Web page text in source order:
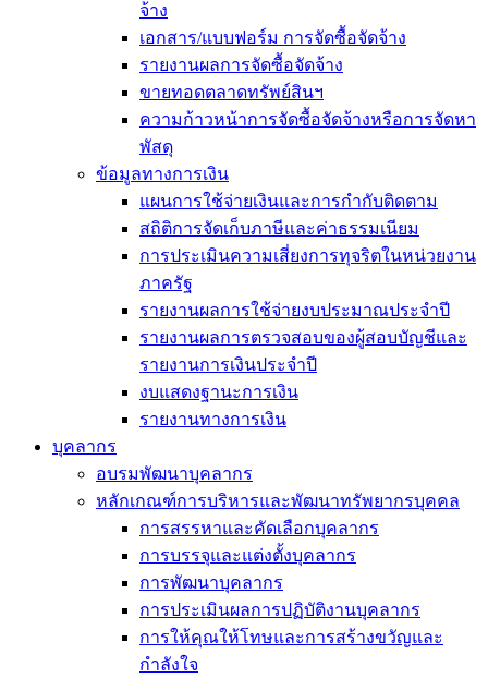
จ้าง
เอกสาร/แบบฟอร์ม การจัดซื้อจัดจ้าง
รายงานผลการจัดซื้อจัดจ้าง
ขายทอดตลาดทรัพย์สินฯ
ความก้าวหน้าการจัดซื้อจัดจ้างหรือการจัดหา
พัสดุ
ข้อมูลทางการเงิน
แผนการใช้จ่ายเงินและการกำกับติดตาม
สถิติการจัดเก็บภาษีและค่าธรรมเนียม
การประเมินความเสี่ยงการทุจริตในหน่วยงาน
ภาครัฐ
รายงานผลการใช้จ่ายงบประมาณประจำปี
รายงานผลการตรวจสอบของผู้สอบบัญชีและ
รายงานการเงินประจำปี
งบแสดงฐานะการเงิน
รายงานทางการเงิน
บุคลากร
อบรมพัฒนาบุคลากร
หลักเกณฑ์การบริหารและพัฒนาทรัพยากรบุคคล
การสรรหาและคัดเลือกบุคลากร
การบรรจุและแต่งตั้งบุคลากร
การพัฒนาบุคลากร
การประเมินผลการปฏิบัติงานบุคลากร
การให้คุณให้โทษและการสร้างขวัญและ
กำลังใจ